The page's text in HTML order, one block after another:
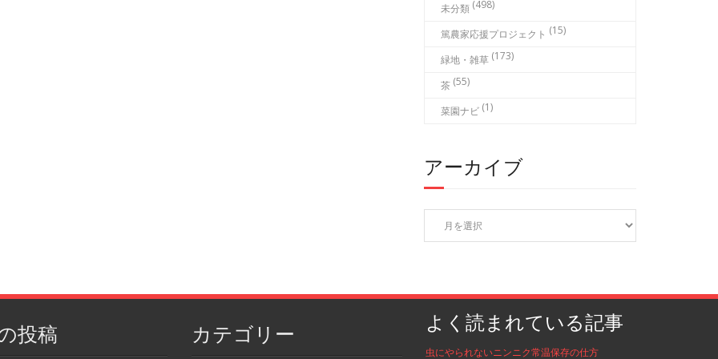
未分類 (498)
篤農家応援プロジェクト (15)
緑地・雑草 (173)
茶 (55)
菜園ナビ (1)
アーカイブ
ア
カ
投稿 カテゴリー よく読まれている記事
虫にやられないニンニク常温保存の仕方